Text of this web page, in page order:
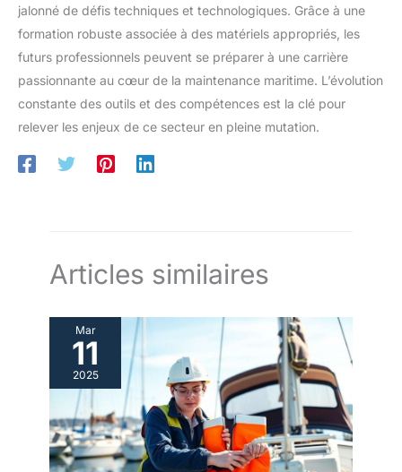
jalonné de défis techniques et technologiques. Grâce à une
formation robuste associée à des matériels appropriés, les
futurs professionnels peuvent se préparer à une carrière
passionnante au cœur de la maintenance maritime. L’évolution
constante des outils et des compétences est la clé pour
relever les enjeux de ce secteur en pleine mutation.
Articles similaires
Mar
11
2025